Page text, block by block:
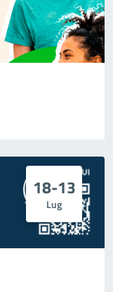
18-13
Lug